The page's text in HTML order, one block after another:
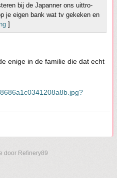
bij de Japanner ons uittro-
je eigen bank wat tv gekeken en
]
enige in de familie die dat echt
door Refinery89